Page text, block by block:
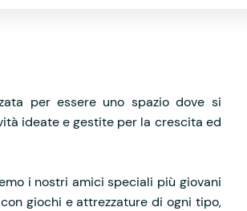
per essere uno spazio dove si
ideate e gestite per la crescita ed
i nostri amici speciali più giovani
giochi e attrezzature di ogni tipo,